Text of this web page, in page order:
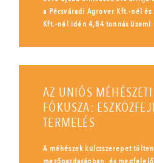
a Pécsváradi Agrover Kft.-nél és
Kft.-nél idén 4,84 tonnás
AZ UNIÓS
FÓKUSZA:
TERMELÉS
A méhészek kulcsszerepet